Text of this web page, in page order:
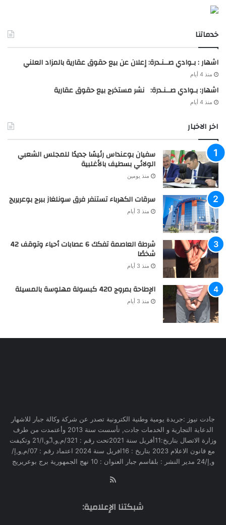
خدماتنا
اشهار : بـوادي صــنـدرة: إعلان عن بيع حقوق عقارية بالمزاد العلني
منذ 4 أيام
اشهار: بـوادي صــنـدرة: نشر مستخرج بيع حقوق عقارية
منذ 4 أيام
اخر الاخبار
سفيان بوعنداس رئيسًا جديدًا للمجلس الشعبي
الولائي بسطيف بالأغلبية
منذ يومين
سرقات الكهرباء تستنفر فرق سونلغاز ببرج بوعريريج
منذ 3 أيام
شرطة العاصمة تفكك 6 عصابات أحياء وتوقف 42
شخصًا
منذ 3 أيام
الإطاحة بمروج 420 كبسولة مهلوسة بالمسيلة
منذ 3 أيام
جادت نيوز :جريدة يومية وطنية الكترونية تصدر عن شركة وكالة جبار للاشهار
الدعاية التجارية و الخدمات جادت, تأسست سنة 2013 وأعتمدت من طرف
وزارة الاتصال بتاريخ:11أفريل سنة 2021تحت رقم : 321/م,و,ا,ّو,ا/21 وتكيفت
مع قانون الاعلام 2023 بتاريخ : 16افريل سنة 2024 اعتماد رقم : 07/م,و,إ/
و,إ/24 مدير النشر : بلقاسم جبار العنوان : 10 نهج الجمهورية برج بوعريريج
شبكتنا الإعلامية: